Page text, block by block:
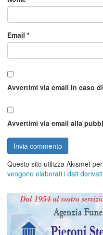
Email *
Avvertimi via email in caso
Avvertimi via email alla
Questo sito utilizza Akismet
vengono elaborati i dati